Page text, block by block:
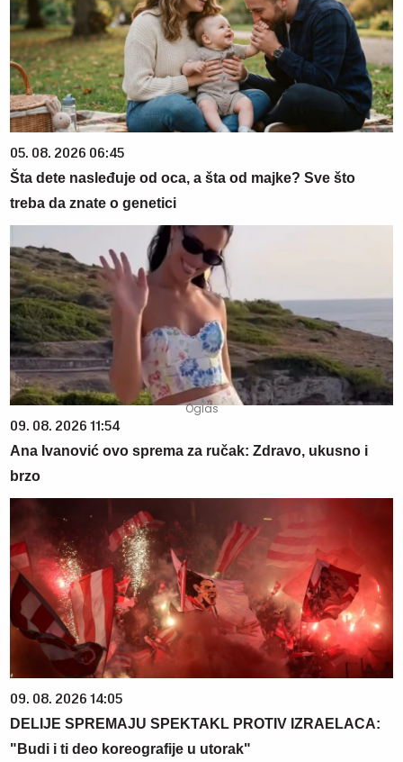
05. 08. 2026 06:45
Šta dete nasleđuje od oca, a šta od majke? Sve što
treba da znate o genetici
09. 08. 2026 11:54
Ana Ivanović ovo sprema za ručak: Zdravo, ukusno i
brzo
09. 08. 2026 14:05
DELIJE SPREMAJU SPEKTAKL PROTIV IZRAELACA:
"Budi i ti deo koreografije u utorak"